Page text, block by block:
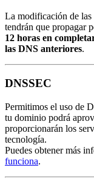
La modificación de las
tendrán que propagar
12 horas en
las DNS anteriores.
DNSSEC
Permitimos el uso de
tu dominio podrá
proporcionarán los
tecnología.
Puedes obtener más
funciona.